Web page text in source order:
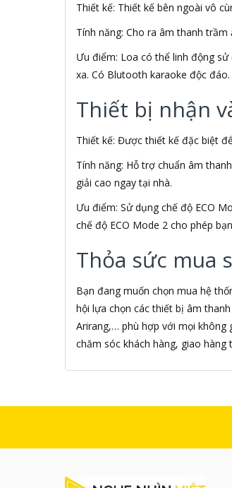
AKIRA
Akus
Alfa Romeo
ALGOZ
Allen Heath
ALLOYSEED
Alphun
Alps
Âm nhạc
AMAZON
AmazonBasics
AMD
Ami
Amkov
AMP
AMPE
AMPED WIRELESS
Ampere Creations
AMY
Android
Android Theater Streaming
Android TIVI BOX
Thiết kế: Thiết kế bên ngoài vô
Tính năng: Cho ra âm thanh
Ưu điểm: Loa có thể linh động
xa. Có Blutooth karaoke độc đáo.
Thiết bị nhận
Thiết kế: Được thiết kế đặc biệt
Tính năng: Hỗ trợ chuẩn âm
giải cao ngay tại nhà.
Ưu điểm: Sử dụng chế độ ECO
chế độ ECO Mode 2 cho phép
Thỏa sức mua
Bạn đang muốn chọn mua hệ
hội lựa chọn các thiết bị âm
Arirang,… phù hợp với mọi không
chăm sóc khách hàng, giao